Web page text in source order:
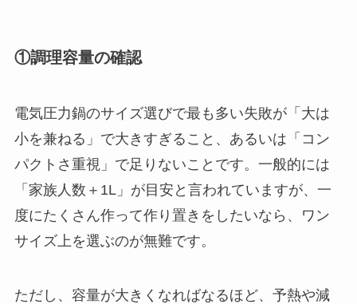
①調理容量の確認
電気圧力鍋のサイズ選びで最も多い失敗が「大は
小を兼ねる」で大きすぎること、あるいは「コン
パクトさ重視」で足りないことです。一般的には
「家族人数＋1L」が目安と言われていますが、一
度にたくさん作って作り置きをしたいなら、ワン
サイズ上を選ぶのが無難です。
ただし、容量が大きくなればなるほど、予熱や減